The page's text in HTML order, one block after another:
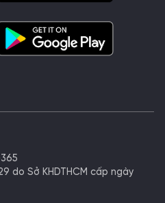
do Sở KHDTHCM cấp ngày